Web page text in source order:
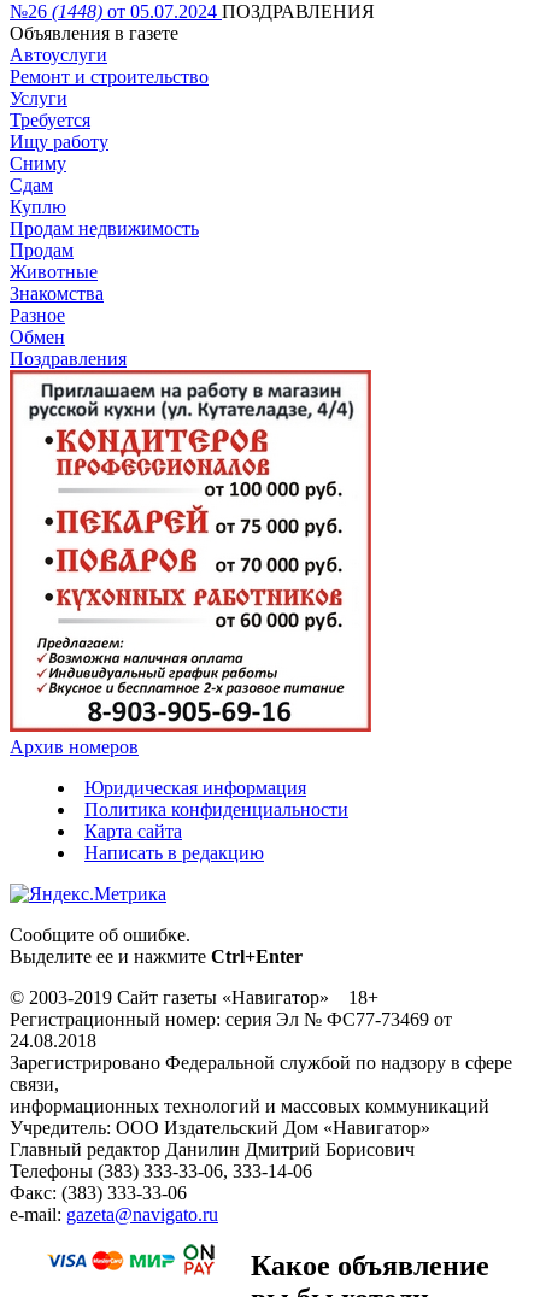
№26 (1448) от 05.07.2024 ПОЗДРАВЛЕНИЯ
Объявления в газете
Автоуслуги
Ремонт и строительство
Услуги
Требуется
Ищу работу
Сниму
Сдам
Куплю
Продам недвижимость
Продам
Животные
Знакомства
Разное
Обмен
Поздравления
Архив номеров
Юридическая информация
Политика конфиденциальности
Карта сайта
Написать в редакцию
Сообщите об ошибке.
Выделите ее и нажмите Ctrl+Enter
© 2003-2019 Сайт газеты «Навигатор» 18+
Регистрационный номер: серия Эл № ФС77-73469 от
24.08.2018
Зарегистрировано Федеральной службой по надзору в сфере
связи,
информационных технологий и массовых коммуникаций
Учредитель: ООО Издательский Дом «Навигатор»
Главный редактор Данилин Дмитрий Борисович
Телефоны (383) 333-33-06, 333-14-06
Факс: (383) 333-33-06
e-mail: gazeta@navigato.ru
Какое объявление